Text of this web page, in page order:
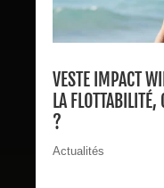
VESTE IMPACT
LA
?
Actualités